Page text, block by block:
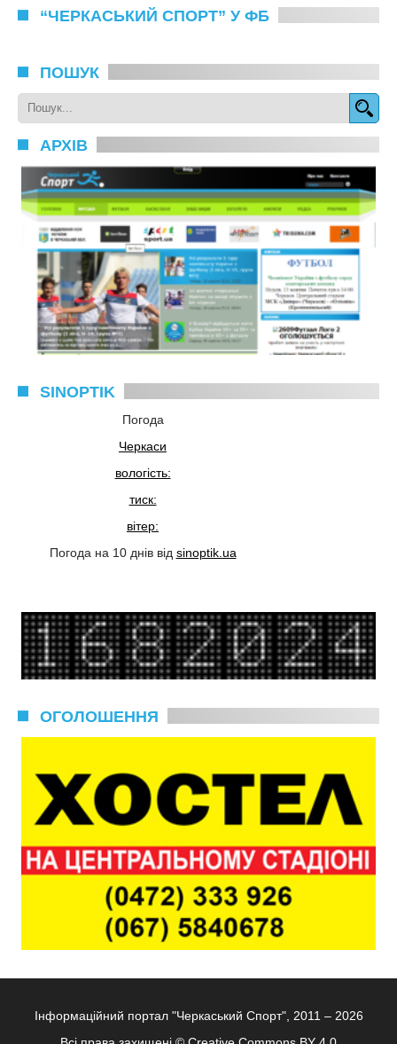
“ЧЕРКАСЬКИЙ СПОРТ” У ФБ
ПОШУК
АРХІВ
SINOPTIK
Погода
Черкаси
вологість:
тиск:
вітер:
Погода на 10 днів від sinoptik.ua
ОГОЛОШЕННЯ
Інформаційний портал "Черкаський Спорт", 2011 – 2026